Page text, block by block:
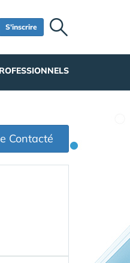
S'inscrire
Contacté